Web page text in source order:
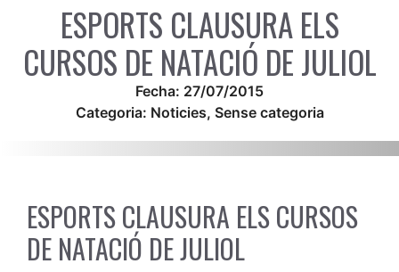
ESPORTS CLAUSURA ELS
CURSOS DE NATACIÓ DE JULIOL
Fecha: 27/07/2015
Categoria: Noticies, Sense categoria
ESPORTS CLAUSURA ELS CURSOS
DE NATACIÓ DE JULIOL